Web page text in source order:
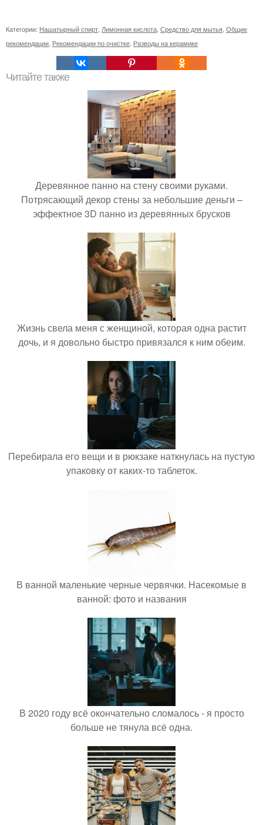
Категории: Нашатырный спирт Лимонная кислота Средство для мытья Общие
рекомендации Рекомендации по очистке Разводы на керамике
Читайте также
Деревянное панно на стену своими руками.
Потрясающий декор стены за небольшие деньги –
эффектное 3D панно из деревянных брусков
Жизнь свела меня с женщиной, которая одна растит
дочь, и я довольно быстро привязался к ним обеим.
Перебирала его вещи и в рюкзаке наткнулась на пустую
упаковку от каких-то таблеток.
В ванной маленькие черные червячки. Насекомые в
ванной: фото и названия
В 2020 году всё окончательно сломалось - я просто
больше не тянула всё одна.